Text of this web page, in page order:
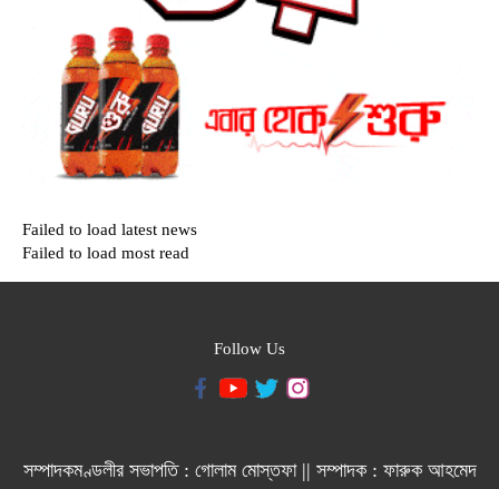
Failed to load latest news
Failed to load most read
Follow Us
সম্পাদকমণ্ডলীর সভাপতি : গোলাম মোস্তফা || সম্পাদক : ফারুক আহমেদ